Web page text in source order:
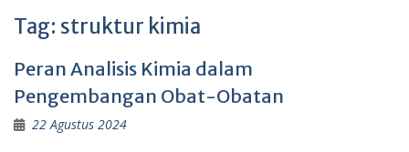
Tag: struktur kimia
Peran Analisis Kimia dalam
Pengembangan Obat-Obatan
22 Agustus 2024